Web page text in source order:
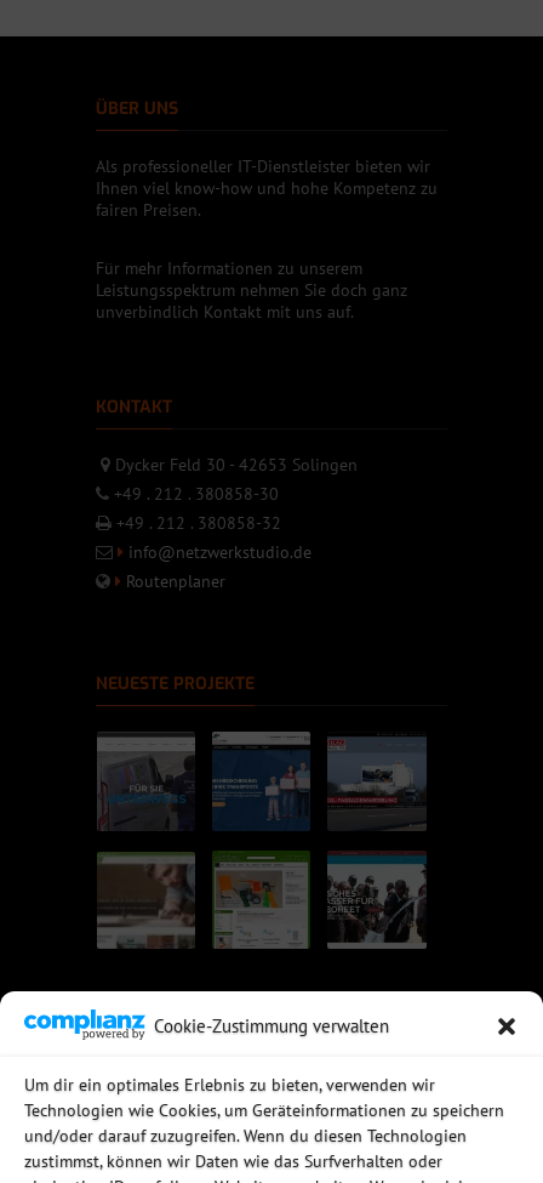
Cookie-Zustimmung verwalten
Um dir ein optimales Erlebnis zu bieten, verwenden wir
Technologien wie Cookies, um Geräteinformationen zu speichern
und/oder darauf zuzugreifen. Wenn du diesen Technologien
zustimmst, können wir Daten wie das Surfverhalten oder
ÜBER UNS
Als professioneller IT-Dienstleister bieten wir
Ihnen viel know-how und hohe Kompetenz zu
fairen Preisen.
Für mehr Informationen zu unserem
Leistungsspektrum nehmen Sie doch ganz
unverbindlich Kontakt mit uns auf.
KONTAKT
Dycker Feld 30 - 42653 Solingen
+49 . 212 . 380858-30
+49 . 212 . 380858-32
info@netzwerkstudio.de
Routenplaner
NEUESTE PROJEKTE
Rechtssichere Email-Archivierung
MDaemon Mail- & Groupwareserver
Virtualisierung mit vmWare